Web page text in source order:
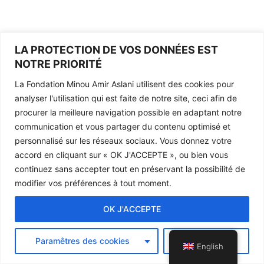
LA PROTECTION DE VOS DONNÉES EST
NOTRE PRIORITÉ
La Fondation Minou Amir Aslani utilisent des cookies pour
analyser l'utilisation qui est faite de notre site, ceci afin de
procurer la meilleure navigation possible en adaptant notre
communication et vous partager du contenu optimisé et
personnalisé sur les réseaux sociaux. Vous donnez votre
accord en cliquant sur « OK J'ACCEPTE », ou bien vous
continuez sans accepter tout en préservant la possibilité de
modifier vos préférences à tout moment.
Paramêtres des cookies Refuser
OK J'ACCEPTE
Copyright © 2026
English